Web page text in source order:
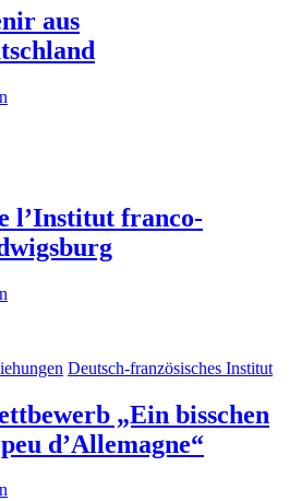
aus
l’Institut franco-
Deutsch-französisches Institut
„Ein bisschen
d’Allemagne“